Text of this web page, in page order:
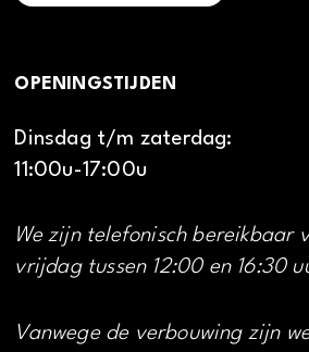
OPENINGSTIJDEN
Dinsdag t/m zaterdag:
11:00u-17:00u
We zijn telefonisch bereikbaar
vrijdag tussen 12:00 en 16:30
Vanwege de verbouwing zijn